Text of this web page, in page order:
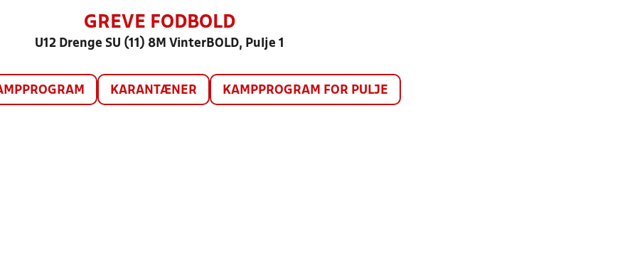
GREVE FODBOLD
U12 Drenge SU (11) 8M VinterBOLD, Pulje 1
KARANTÆNER KAMPPROGRAM FOR PULJE